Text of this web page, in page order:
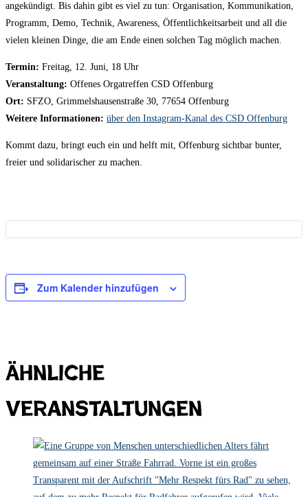
angekündigt. Bis dahin gibt es viel zu tun: Organisation, Kommunikation,
Programm, Demo, Technik, Awareness, Öffentlichkeitsarbeit und all die
vielen kleinen Dinge, die am Ende einen solchen Tag möglich machen.
Termin: Freitag, 12. Juni, 18 Uhr
Veranstaltung: Offenes Orgatreffen CSD Offenburg
Ort: SFZO, Grimmelshausenstraße 30, 77654 Offenburg
Weitere Informationen: über den Instagram-Kanal des CSD Offenburg
Kommt dazu, bringt euch ein und helft mit, Offenburg sichtbar bunter,
freier und solidarischer zu machen.
Zum Kalender hinzufügen
Ähnliche
Veranstaltungen